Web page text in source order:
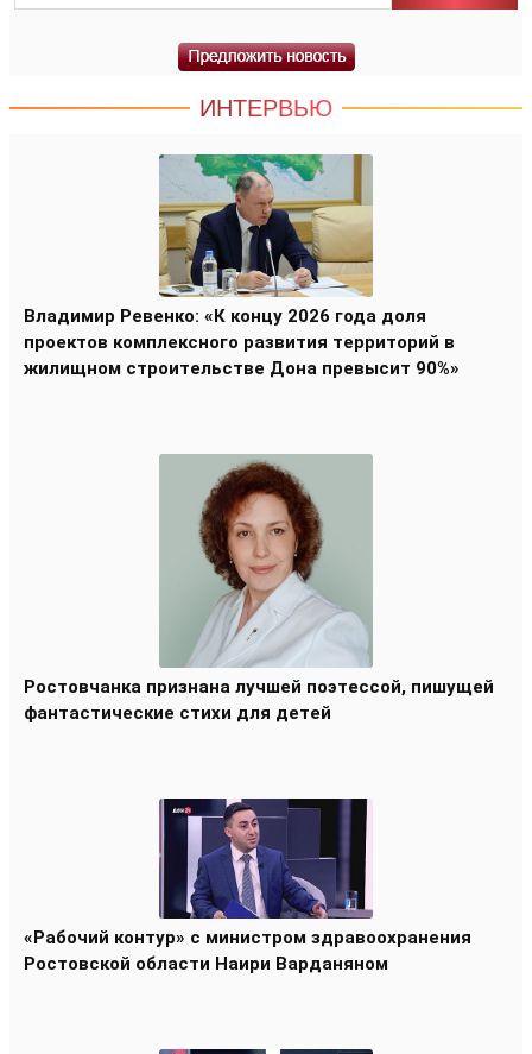
ИНТЕРВЬЮ
Владимир Ревенко: «К концу 2026 года доля
проектов комплексного развития территорий в
жилищном строительстве Дона превысит 90%»
Ростовчанка признана лучшей поэтессой, пишущей
фантастические стихи для детей
«Рабочий контур» с министром здравоохранения
Ростовской области Наири Варданяном